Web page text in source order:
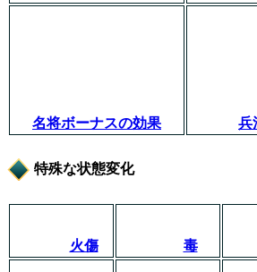
名将ボーナスの効果 兵
特殊な状態変化
火傷 毒